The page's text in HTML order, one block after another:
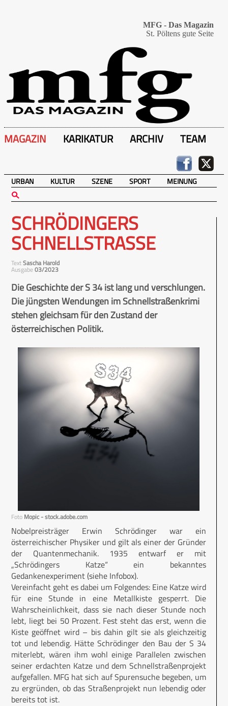
MFG - Das Magazin
St. Pöltens gute Seite
MAGAZIN KARIKATUR ARCHIV TEAM
URBAN KULTUR SZENE SPORT MEINUNG
SCHRÖDINGERS
SCHNELLSTRASSE
TextSascha Harold
Ausgabe03/2023
Die Geschichte der S 34 ist lang und verschlungen.
Die jüngsten Wendungen im Schnellstraßenkrimi
stehen gleichsam für den Zustand der
österreichischen Politik.
Foto Mopic - stock.adobe.com
Nobelpreisträger Erwin Schrödinger war ein
österreichischer Physiker und gilt als einer der Gründer
der Quantenmechanik. 1935 entwarf er mit
„Schrödingers Katze“ ein bekanntes
Gedankenexperiment (siehe Infobox).
Vereinfacht geht es dabei um Folgendes: Eine Katze wird
für eine Stunde in eine Metallkiste gesperrt. Die
Wahrscheinlichkeit, dass sie nach dieser Stunde noch
lebt, liegt bei 50 Prozent. Fest steht das erst, wenn die
Kiste geöffnet wird – bis dahin gilt sie als gleichzeitig
tot und lebendig. Hätte Schrödinger den Bau der S 34
miterlebt, wären ihm wohl einige Parallelen zwischen
seiner erdachten Katze und dem Schnellstraßenprojekt
aufgefallen. MFG hat sich auf Spurensuche begeben, um
zu ergründen, ob das Straßenprojekt nun lebendig oder
bereits tot ist.